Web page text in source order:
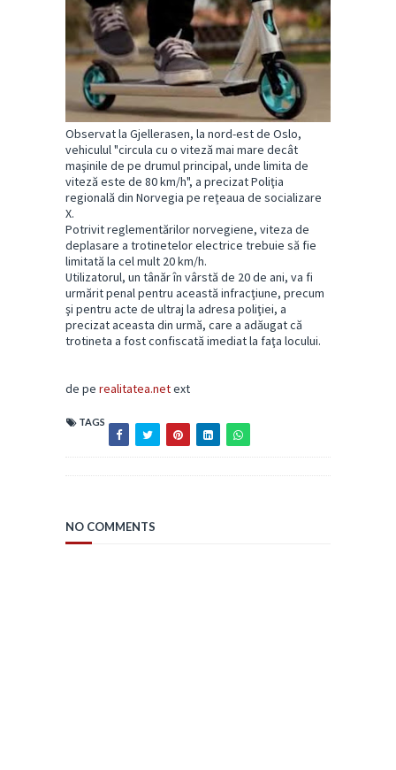
Observat la Gjellerasen, la nord-est de Oslo,
vehiculul "circula cu o viteză mai mare decât
maşinile de pe drumul principal, unde limita de
viteză este de 80 km/h", a precizat Poliţia
regională din Norvegia pe reţeaua de socializare
X.
Potrivit reglementărilor norvegiene, viteza de
deplasare a trotinetelor electrice trebuie să fie
limitată la cel mult 20 km/h.
Utilizatorul, un tânăr în vârstă de 20 de ani, va fi
urmărit penal pentru această infracţiune, precum
şi pentru acte de ultraj la adresa poliţiei, a
precizat aceasta din urmă, care a adăugat că
trotineta a fost confiscată imediat la faţa locului.
de pe realitatea.netext
TAGS
NO COMMENTS